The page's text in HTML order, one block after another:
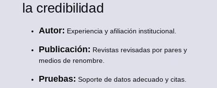
la credibilidad
Autor: Experiencia y afiliación institucional.
Publicación: Revistas revisadas por pares y
medios de renombre.
Pruebas: Soporte de datos adecuado y citas.